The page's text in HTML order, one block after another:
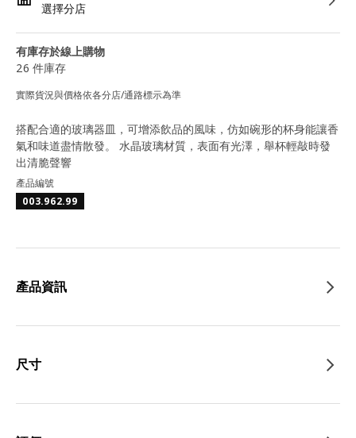
選擇分店
有庫存於線上購物
26 件庫存
實際貨況與價格依各分店/通路標示為準
搭配合適的玻璃器皿，可增添飲品的風味，仿如碗形的杯身能讓香
氣和味道盡情散發。 水晶玻璃材質，表面有光澤，舉杯輕敲時發
出清脆聲響
產品編號
003.962.99
產品資訊
尺寸